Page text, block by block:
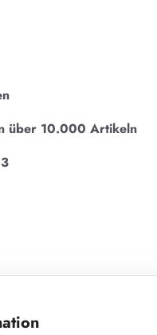
über 10.000 Artikeln